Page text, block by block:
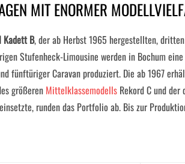
MIT ENORMER
Kadett B, der ab Herbst 1965 hergestellten,
Stufenheck-Limousine werden in Bochum
fünftüriger Caravan produziert. Die ab 1967
größeren Mittelklassemodells Rekord C und der
runden das Portfolio ab. Bis zur